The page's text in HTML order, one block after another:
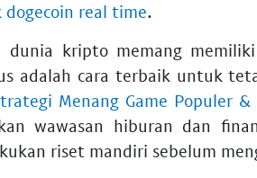
dogecoin real time.
dunia kripto memang
adalah cara terbaik untuk
Menang Game Populer
wawasan hiburan dan
riset mandiri sebelum